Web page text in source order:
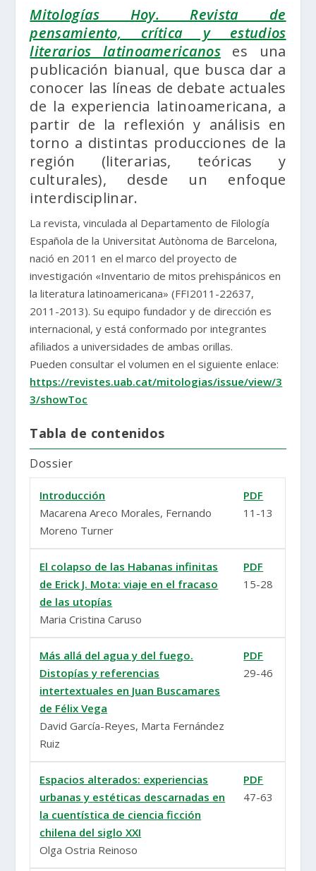
Mitologías Hoy. Revista de
pensamiento, crítica y estudios
literarios latinoamericanoses una
publicación bianual, que busca dar a
conocer las líneas de debate actuales
de la experiencia latinoamericana, a
partir de la reflexión y análisis en
torno a distintas producciones de la
región (literarias, teóricas y
culturales), desde un enfoque
interdisciplinar.
La revista, vinculada al Departamento de Filología
Española de la Universitat Autònoma de Barcelona,
nació en 2011 en el marco del proyecto de
investigación «Inventario de mitos prehispánicos en
la literatura latinoamericana» (FFI2011-22637,
2011-2013). Su equipo fundador y de dirección es
internacional, y está conformado por integrantes
afiliados a universidades de ambas orillas.
Pueden consultar el volumen en el siguiente enlace:
https://revistes.uab.cat/mitologias/issue/view/3
3/showToc
Tabla de contenidos
Dossier
Introducción
Macarena Areco Morales, Fernando
Moreno Turner
PDF
11-13
El colapso de las Habanas infinitas
de Erick J. Mota: viaje en el fracaso
de las utopías
Maria Cristina Caruso
PDF
15-28
Más allá del agua y del fuego.
Distopías y referencias
intertextuales en Juan Buscamares
de Félix Vega
David García-Reyes, Marta Fernández
Ruiz
PDF
29-46
Espacios alterados: experiencias
urbanas y estéticas descarnadas en
la cuentística de ciencia ficción
chilena del siglo XXI
Olga Ostria Reinoso
PDF
47-63